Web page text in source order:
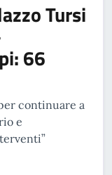
Tursi
66
continuare a
e